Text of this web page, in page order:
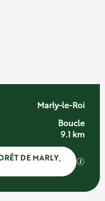
pratiques
Marly-le-Roi
Boucle
9.1 km
DE MARLY,